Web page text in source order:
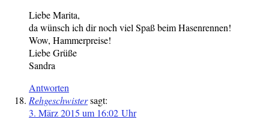
Liebe Marita,
da wünsch ich dir noch viel Spaß beim Hasenrennen!
Wow, Hammerpreise!
Liebe Grüße
Sandra
Antworten
Rehgeschwistersagt:
3. März 2015 um 16:02 Uhr